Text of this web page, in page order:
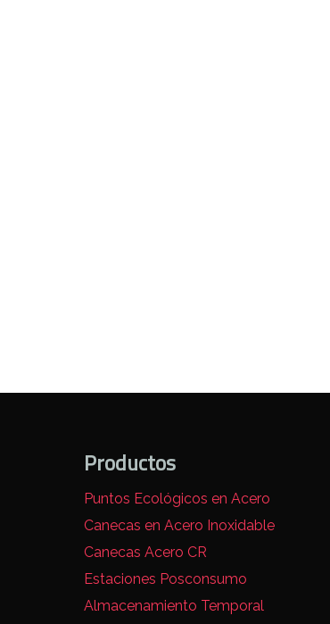
Productos
Puntos Ecológicos en Acero
Canecas en Acero Inoxidable
Canecas Acero CR
Estaciones Posconsumo
Almacenamiento Temporal